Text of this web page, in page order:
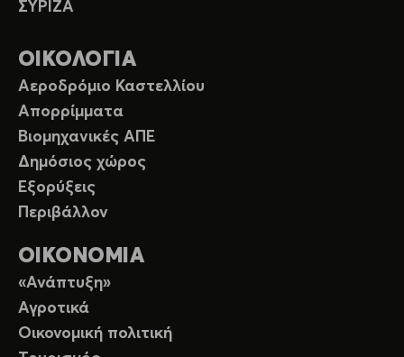
ΣΥΡΙΖΑ
ΟΙΚΟΛΟΓΙΑ
Αεροδρόμιο Καστελλίου
Απορρίμματα
Βιομηχανικές ΑΠΕ
Δημόσιος χώρος
Εξορύξεις
Περιβάλλον
ΟΙΚΟΝΟΜΙΑ
«Ανάπτυξη»
Αγροτικά
Οικονομική πολιτική